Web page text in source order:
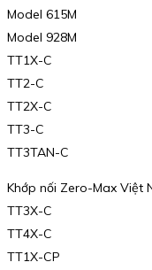
Model 615M
Model 928M
TT1X-C
TT2-C
TT2X-C
TT3-C
TT3TAN-C
Khớp nối Zero-Max Việt
TT3X-C
TT4X-C
TT1X-CP